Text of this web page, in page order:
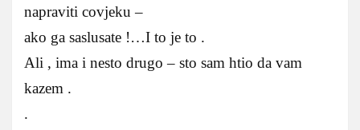
napraviti covjeku –
ako ga saslusate !…I to je to .
Ali , ima i nesto drugo – sto sam htio da vam
kazem .
.